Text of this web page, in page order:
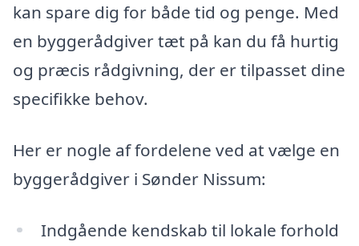
kan spare dig for både tid og penge. Med
en byggerådgiver tæt på kan du få hurtig
og præcis rådgivning, der er tilpasset dine
specifikke behov.
Her er nogle af fordelene ved at vælge en
byggerådgiver i Sønder Nissum:
Indgående kendskab til lokale forhold